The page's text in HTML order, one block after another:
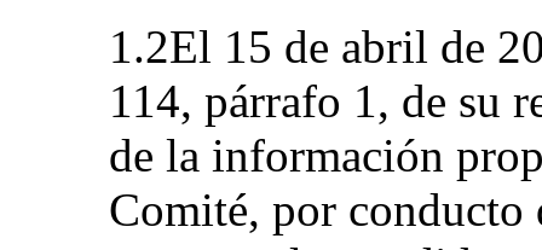
1.2El 15 de abril de
114, párrafo 1, de su
de la información
Comité, por conducto